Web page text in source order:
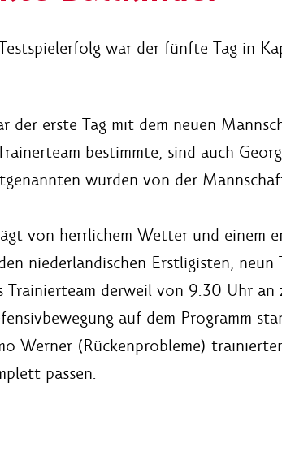
war der fünfte Tag in
der erste Tag mit dem neuen
bestimmte, sind auch
wurden von der
von herrlichem Wetter und einem
niederländischen Erstligisten,
derweil von 9.30 Uhr
auf dem Programm
Werner (Rückenprobleme)
passen.